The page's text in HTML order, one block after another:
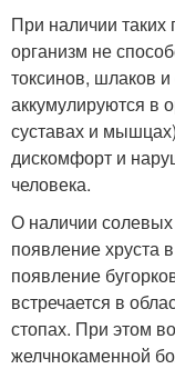
При наличии
организм не
токсинов, шлаков
аккумулируются в
суставах и
дискомфорт и
человека.
О наличии солевых
появление хруста
появление
встречается в
стопах. При этом
желчнокаменной